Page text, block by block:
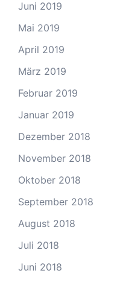
Juni 2019
Mai 2019
April 2019
März 2019
Februar 2019
Januar 2019
Dezember 2018
November 2018
Oktober 2018
September 2018
August 2018
Juli 2018
Juni 2018